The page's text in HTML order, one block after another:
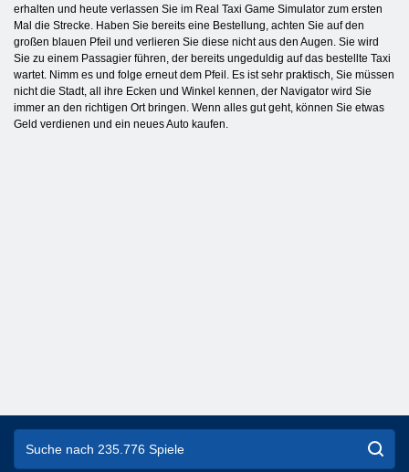
erhalten und heute verlassen Sie im Real Taxi Game Simulator zum ersten
Mal die Strecke. Haben Sie bereits eine Bestellung, achten Sie auf den
großen blauen Pfeil und verlieren Sie diese nicht aus den Augen. Sie wird
Sie zu einem Passagier führen, der bereits ungeduldig auf das bestellte Taxi
wartet. Nimm es und folge erneut dem Pfeil. Es ist sehr praktisch, Sie müssen
nicht die Stadt, all ihre Ecken und Winkel kennen, der Navigator wird Sie
immer an den richtigen Ort bringen. Wenn alles gut geht, können Sie etwas
Geld verdienen und ein neues Auto kaufen.